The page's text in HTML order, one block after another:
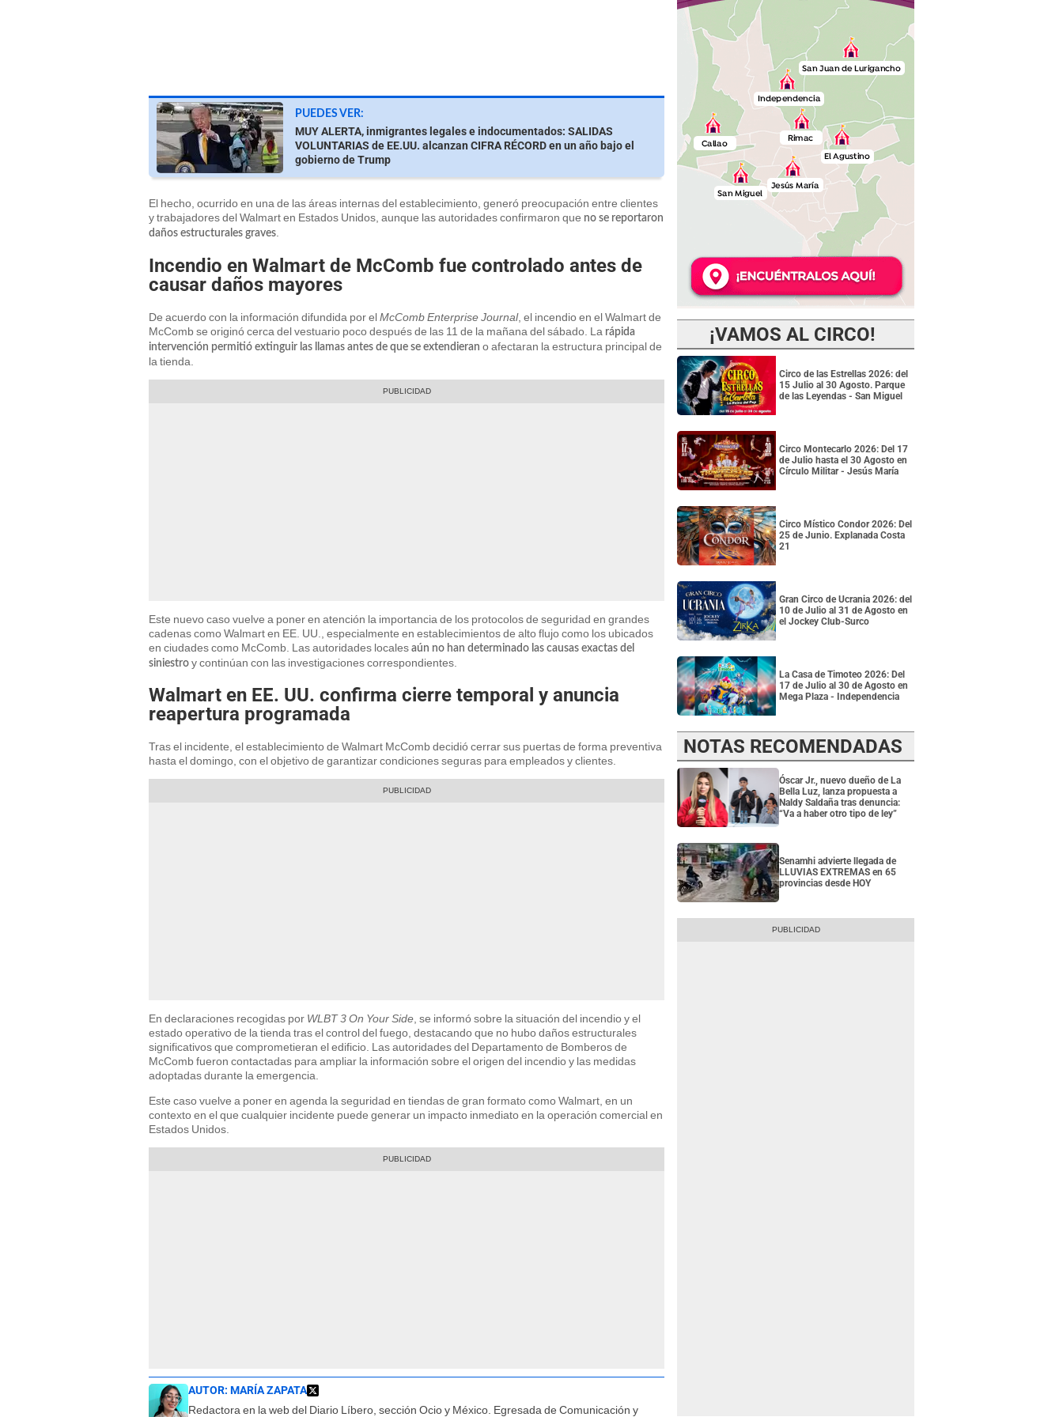
PUEDES VER:
MUY ALERTA, inmigrantes legales e indocumentados: SALIDAS
VOLUNTARIAS de EE.UU. alcanzan CIFRA RÉCORD en un año bajo el
gobierno de Trump
El hecho, ocurrido en una de las áreas internas del establecimiento, generó preocupación entre clientes
y trabajadores del Walmart en Estados Unidos, aunque las autoridades confirmaron que no se reportaron
daños estructurales graves
Incendio en Walmart de McComb fue controlado antes de
causar daños mayores
De acuerdo con la información difundida por elMcComb Enterprise Journal, el incendio en el Walmart de
McComb se originó cerca del vestuario poco después de las 11 de la mañana del sábado. La rápida
intervención permitió extinguir las llamas antes de que se extendieran o afectaran la estructura principal de
la tienda.
Este nuevo caso vuelve a poner en atención la importancia de los protocolos de seguridad en grandes
cadenas como Walmart en EE. UU., especialmente en establecimientos de alto flujo como los ubicados
en ciudades como McComb. Las autoridades locales aún no han determinado las causas exactas del
siniestro y continúan con las investigaciones correspondientes.
Walmart en EE. UU. confirma cierre temporal y anuncia
reapertura programada
Tras el incidente, el establecimiento de Walmart McComb decidió cerrar sus puertas de forma preventiva
hasta el domingo, con el objetivo de garantizar condiciones seguras para empleados y clientes.
En declaraciones recogidas por WLBT 3 On Your Side, se informó sobre la situación del incendio y el
estado operativo de la tienda tras el control del fuego, destacando que no hubo daños estructurales
significativos que comprometieran el edificio. Las autoridades del Departamento de Bomberos de
McComb fueron contactadas para ampliar la información sobre el origen del incendio y las medidas
adoptadas durante la emergencia.
Este caso vuelve a poner en agenda la seguridad en tiendas de gran formato como Walmart, en un
contexto en el que cualquier incidente puede generar un impacto inmediato en la operación comercial en
Estados Unidos.
AUTOR: MARÍA ZAPATA
Redactora en la web del Diario Líbero, sección Ocio y México. Egresada de Comunicación y
¡VAMOS AL CIRCO!
Circo de las Estrellas 2026: del
15 Julio al 30 Agosto. Parque
de las Leyendas - San Miguel
Circo Montecarlo 2026: Del 17
de Julio hasta el 30 Agosto en
Círculo Militar - Jesús María
Circo Místico Condor 2026: Del
25 de Junio. Explanada Costa
21
Gran Circo de Ucrania 2026: del
10 de Julio al 31 de Agosto en
el Jockey Club-Surco
La Casa de Timoteo 2026: Del
17 de Julio al 30 de Agosto en
Mega Plaza - Independencia
NOTAS RECOMENDADAS
Óscar Jr., nuevo dueño de La
Bella Luz, lanza propuesta a
Naldy Saldaña tras denuncia:
“Va a haber otro tipo de ley”
Senamhi advierte llegada de
LLUVIAS EXTREMAS en 65
provincias desde HOY